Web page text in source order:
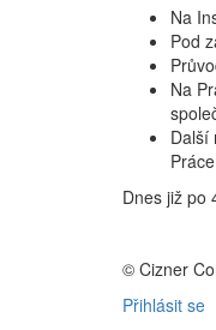
Na
Pod
Na
Další
Dnes již po
© Cizner
Přihlásit se